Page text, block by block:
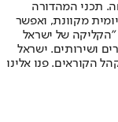
תכני המהדורה
מקוונת, ואפשר
"הקליקה של ישראל
ושירותים. ישראל
הקוראים. פנו אלינו